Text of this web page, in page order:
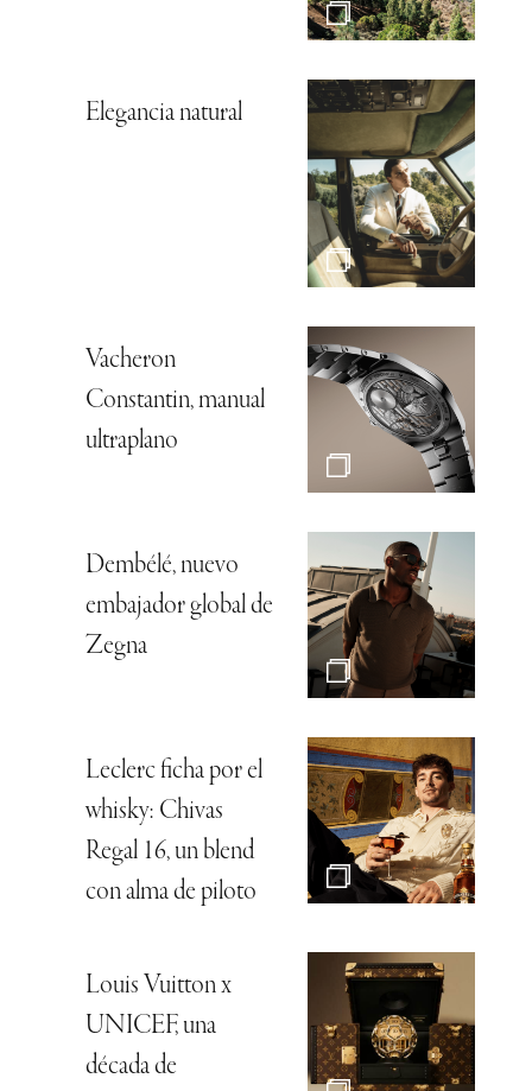
Elegancia natural
Vacheron
Constantin, manual
ultraplano
Dembélé, nuevo
embajador global de
Zegna
Leclerc ficha por el
whisky: Chivas
Regal 16, un blend
con alma de piloto
Louis Vuitton x
UNICEF, una
década de